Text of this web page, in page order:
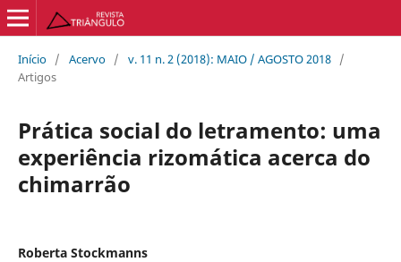
Início / Acervo / v. 11 n. 2 (2018): MAIO / AGOSTO 2018 /
Artigos
Prática social do letramento: uma
experiência rizomática acerca do
chimarrão
Roberta Stockmanns